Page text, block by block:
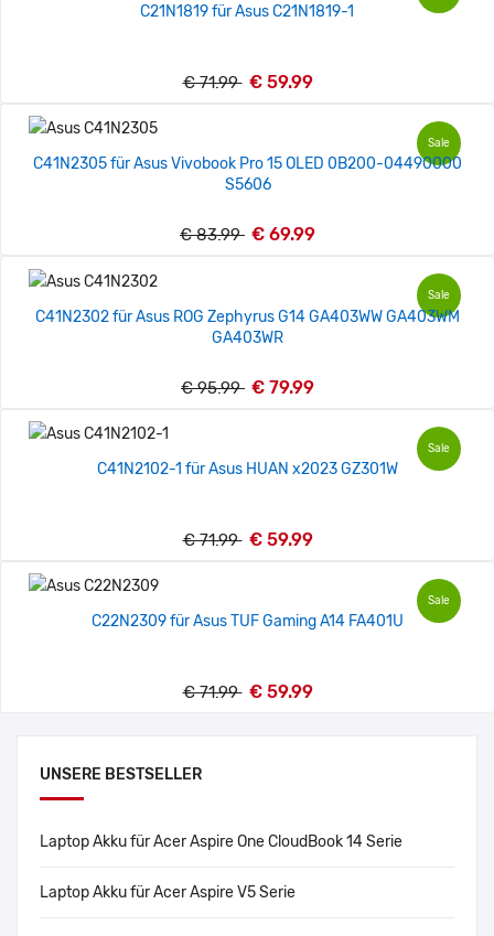
UNSERE BESTSELLER
Laptop Akku für Acer Aspire One CloudBook 14 Serie
Laptop Akku für Acer Aspire V5 Serie
C21N1819 für Asus C21N1819-1
€ 71.99 € 59.99
Sale
C41N2305 für Asus Vivobook Pro 15 OLED 0B200-04490000
S5606
€ 83.99 € 69.99
Sale
C41N2302 für Asus ROG Zephyrus G14 GA403WW GA403WM
GA403WR
€ 95.99 € 79.99
Sale
C41N2102-1 für Asus HUAN x2023 GZ301W
€ 71.99 € 59.99
Sale
C22N2309 für Asus TUF Gaming A14 FA401U
€ 71.99 € 59.99